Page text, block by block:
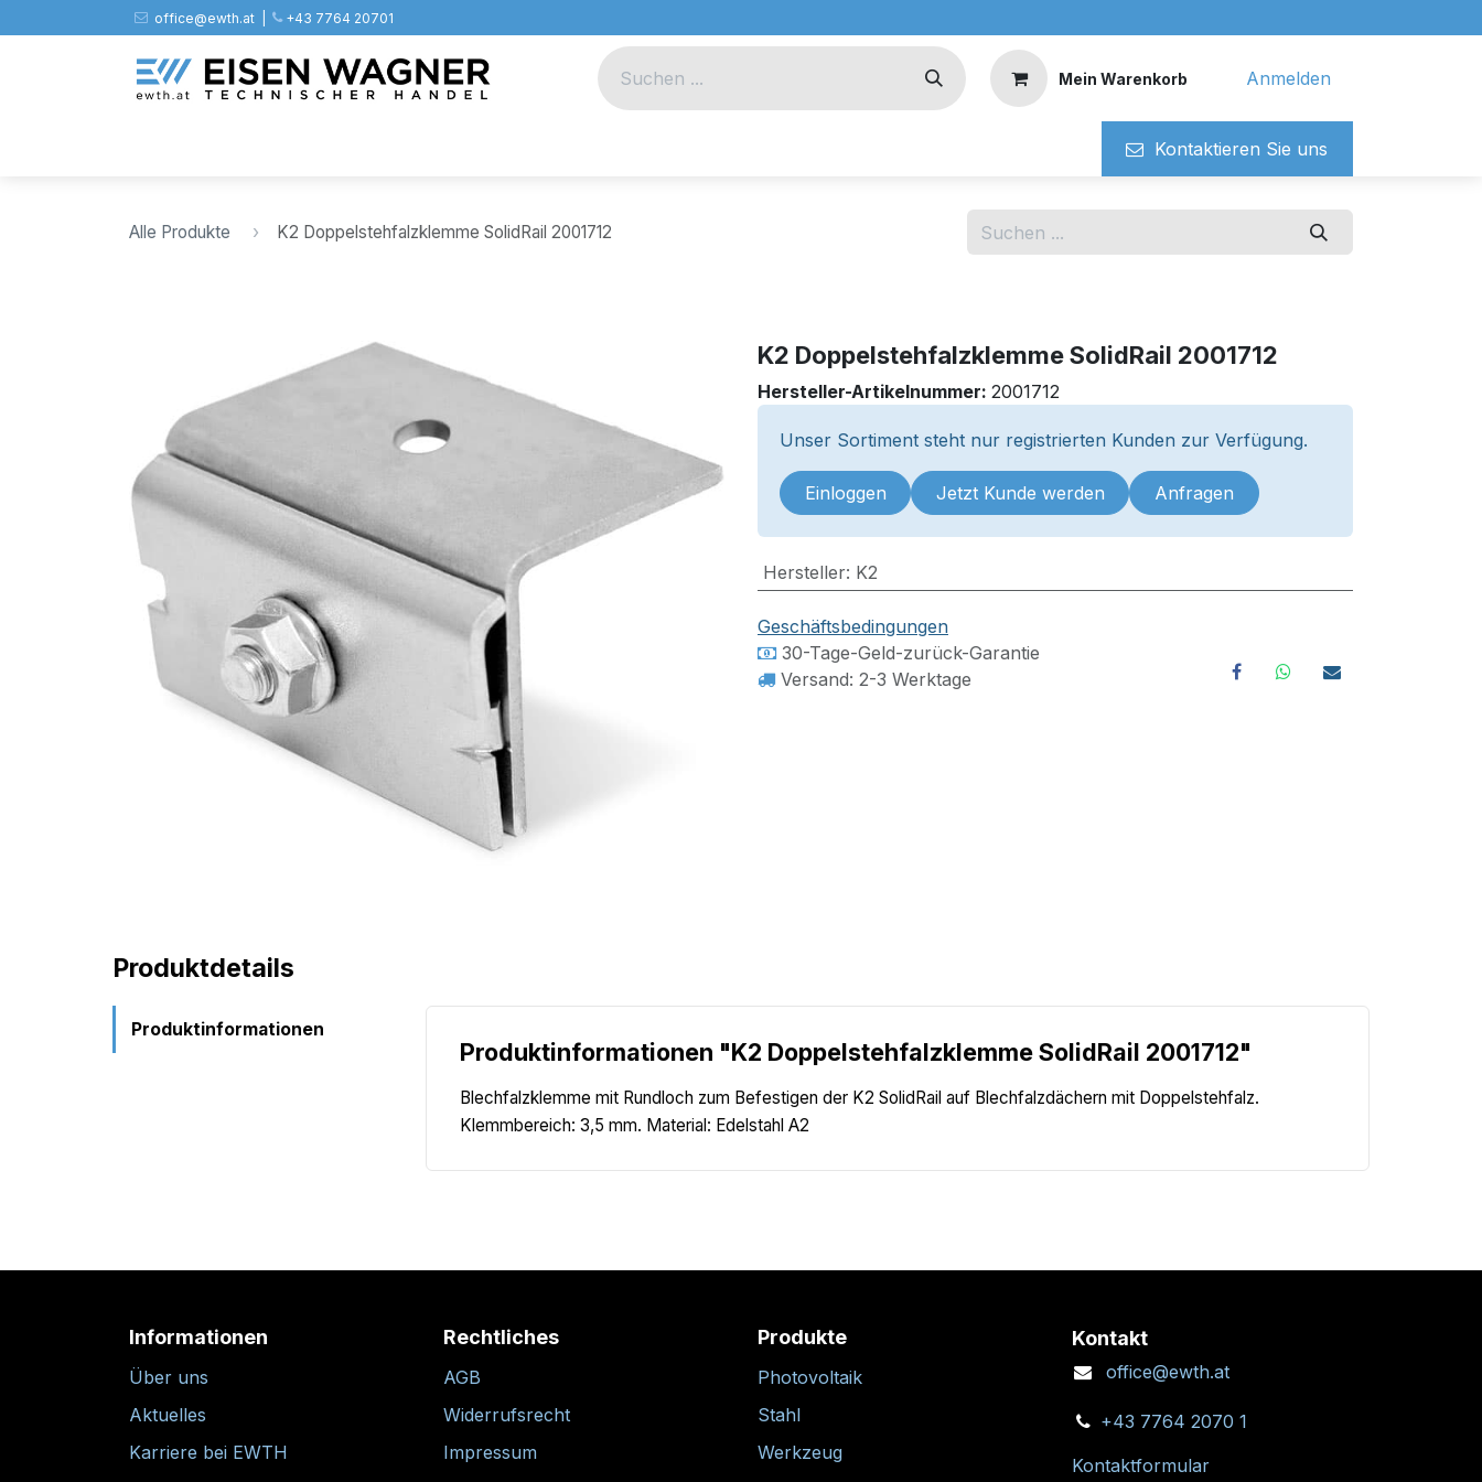
Zum Inhalt springenoffice@ewth.at | ​​​ +43 7764 20701
Mein Warenkorb Anmelden
Kontaktieren ​​Si​​e uns
Alle Produkte K2 Doppelstehfalzklemme SolidRail 2001712
K2 Doppelstehfalzklemme SolidRail 2001712
Hersteller-Artikelnummer: 2001712
Unser Sortiment steht nur registrierten Kunden zur Verfügung.
Einloggen Jetzt Kunde werden Anfragen
Hersteller: K2
Geschäftsbedingungen
30-Tage-Geld-zurück-Garantie
Versand: 2-3 Werktage
Produktdetails
Produktinformationen
Produktinformationen "K2 Doppelstehfalzklemme SolidRail 2001712"
Blechfalzklemme mit Rundloch zum Befestigen der K2 SolidRail auf Blechfalzdächern mit Doppelstehfalz.
Klemmbereich: 3,5 mm. Material: Edelstahl A2
Informationen
Über uns
Aktuelles
Karriere bei EWTH
Rechtliches
AGB
Widerrufsrecht
Impressum
Produkte
Photovoltaik
Stahl
Werkzeug
Kontakt
office@ewth.at
+43 7764 2070 1
Kontaktformular